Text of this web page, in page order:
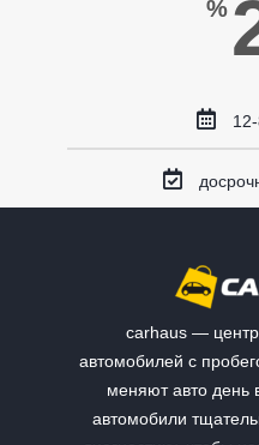
%
carhaus —
автомобилей с
меняют авто день
автомобили